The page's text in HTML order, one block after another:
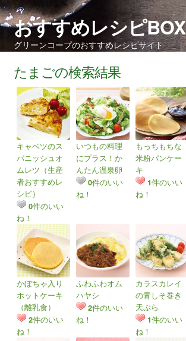
おすすめレシピBOX
グリーンコープのおすすめレシピサイト
たまごの検索結果
キャベツのス
パニッシュオ
ムレツ（生産
者おすすめレ
シピ）
0件のいい
ね！
いつもの料理
にプラス！か
んたん温泉卵
0件のいい
ね！
もっちもちな
米粉パンケー
キ
1件のいい
ね！
かぼちゃ入り
ホットケーキ
（離乳食）
2件のいい
ね！
ふわふわオム
ハヤシ
2件のいい
ね！
カラスカレイ
の青しそ巻き
天ぷら
1件のいい
ね！